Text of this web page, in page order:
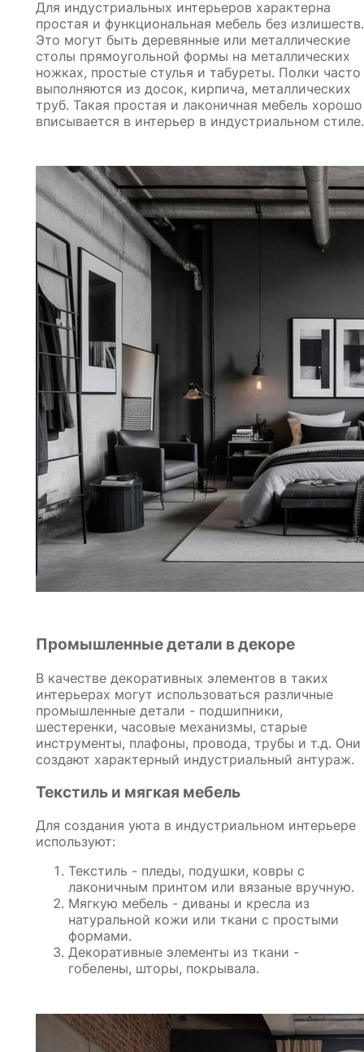
Для индустриальных интерьеров характерна
простая и функциональная мебель без излишеств.
Это могут быть деревянные или металлические
столы прямоугольной формы на металлических
ножках, простые стулья и табуреты. Полки часто
выполняются из досок, кирпича, металлических
труб. Такая простая и лаконичная мебель хорошо
вписывается в интерьер в индустриальном стиле.
Промышленные детали в декоре
В качестве декоративных элементов в таких
интерьерах могут использоваться различные
промышленные детали - подшипники,
шестеренки, часовые механизмы, старые
инструменты, плафоны, провода, трубы и т.д. Они
создают характерный индустриальный антураж.
Текстиль и мягкая мебель
Для создания уюта в индустриальном интерьере
используют:
Текстиль - пледы, подушки, ковры с
лаконичным принтом или вязаные вручную.
Мягкую мебель - диваны и кресла из
натуральной кожи или ткани с простыми
формами.
Декоративные элементы из ткани -
гобелены, шторы, покрывала.